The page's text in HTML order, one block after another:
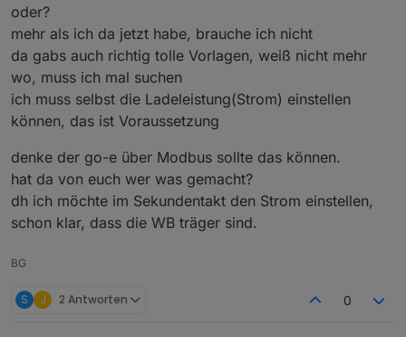
ich über den myRenault account herunterziehen.
Ich überlege mir da noch eine lokale Lösung über
den "Servicestecker"
oder?
mehr als ich da jetzt habe, brauche ich nicht
da gabs auch richtig tolle Vorlagen, weiß nicht mehr
wo, muss ich mal suchen
ich muss selbst die Ladeleistung(Strom) einstellen
können, das ist Voraussetzung
denke der go-e über Modbus sollte das können.
hat da von euch wer was gemacht?
dh ich möchte im Sekundentakt den Strom einstellen,
schon klar, dass die WB träger sind.
BG
S J 2 Antworten 0